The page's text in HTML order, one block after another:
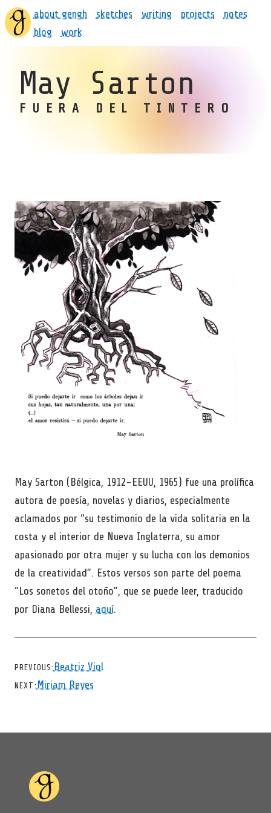
about gengh sketches writing projects
notes
blog
work
May Sarton
FUERA DEL TINTERO
May Sarton (Bélgica, 1912-EEUU, 1965) fue una prolífica
autora de poesía, novelas y diarios, especialmente
aclamados por “su testimonio de la vida solitaria en la
costa y el interior de Nueva Inglaterra, su amor
apasionado por otra mujer y su lucha con los demonios
de la creatividad”. Estos versos son parte del poema
“Los sonetos del otoño”, que se puede leer, traducido
por Diana Bellessi, aquí.
CHEVRON LEFT
PREVIOUS Beatriz Viol
NEXT CHEVRON RIGHT
Miriam Reyes